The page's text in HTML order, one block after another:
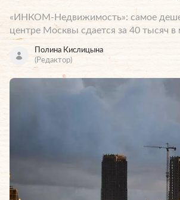
«ИНКОМ-Недвижимость»: самое
центре Москвы сдается за 40 тысяч в
Полина Кислицына
(Редактор)